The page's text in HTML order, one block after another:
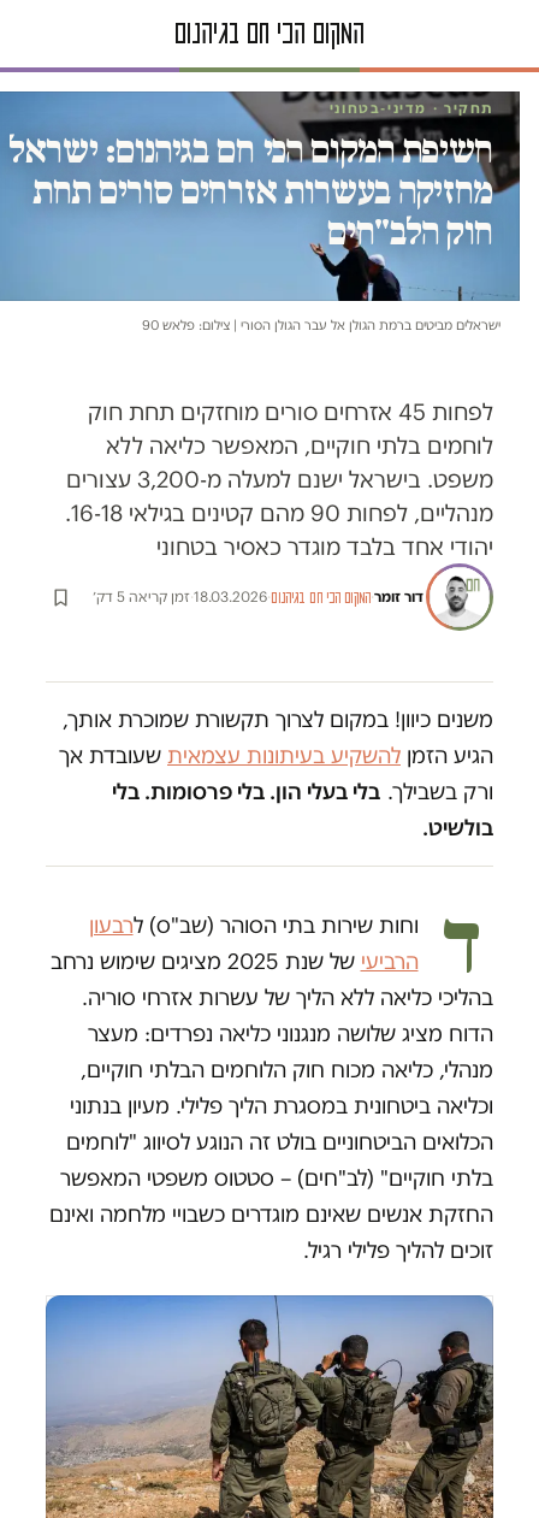
תחקיר · מדיני-בטחוני
חשיפת המקום הכי חם בגיהנום: ישראל
מחזיקה בעשרות אזרחים סורים תחת
חוק הלב"חים
ישראלים מביטים ברמת הגולן אל עבר הגולן הסורי | צילום: פלאש 90
לפחות 45 אזרחים סורים מוחזקים תחת חוק
לוחמים בלתי חוקיים, המאפשר כליאה ללא
משפט. בישראל ישנם למעלה מ-3,200 עצורים
מנהליים, לפחות 90 מהם קטינים בגילאי 16-18.
יהודי אחד בלבד מוגדר כאסיר בטחוני
דור זומר·המקום הכי חם בגיהנום·
18.03.2026
·זמן קריאה 5 דק׳
משנים כיוון! במקום לצרוך תקשורת שמוכרת אותך,
הגיע הזמן להשקיע בעיתונות עצמאית שעובדת אך
ורק בשבילך. בלי בעלי הון. בלי פרסומות. בלי
בולשיט.
ד וחות שירות בתי הסוהר (שב"ס) לרבעון
הרביעי
של שנת 2025 מציגים שימוש נרחב
בהליכי כליאה ללא הליך של עשרות אזרחי סוריה.
הדוח מציג שלושה מנגנוני כליאה נפרדים: מעצר
מנהלי, כליאה מכוח חוק הלוחמים הבלתי חוקיים,
וכליאה ביטחונית במסגרת הליך פלילי. מעיון בנתוני
הכלואים הביטחוניים בולט זה הנוגע לסיווג "לוחמים
בלתי חוקיים" (לב"חים) – סטטוס משפטי המאפשר
החזקת אנשים שאינם מוגדרים כשבויי מלחמה ואינם
זוכים להליך פלילי רגיל.